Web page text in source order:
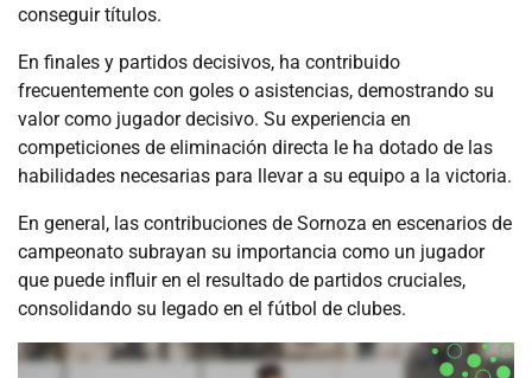
conseguir títulos.
En finales y partidos decisivos, ha contribuido
frecuentemente con goles o asistencias, demostrando su
valor como jugador decisivo. Su experiencia en
competiciones de eliminación directa le ha dotado de las
habilidades necesarias para llevar a su equipo a la victoria.
En general, las contribuciones de Sornoza en escenarios de
campeonato subrayan su importancia como un jugador
que puede influir en el resultado de partidos cruciales,
consolidando su legado en el fútbol de clubes.